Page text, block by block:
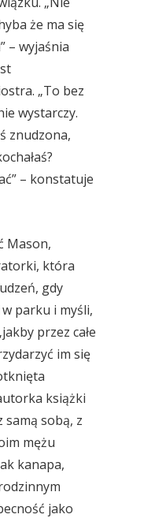
że ma się
– wyjaśnia
„To bez
wystarczy.
znudzona,
– konstatuje
Mason,
która
gdy
parku i myśli,
przez całe
im się
książki
samą sobą, z
mężu
kanapa,
jako